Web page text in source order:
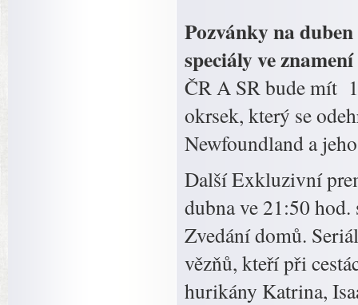
Pozvánky na
speciály ve
ČR A SR bude mít
okrsek, který se
Newfoundland a
Další Exkluzivní
dubna ve 21:50
Zvedání domů.
vězňů, kteří při
hurikány Katrina,